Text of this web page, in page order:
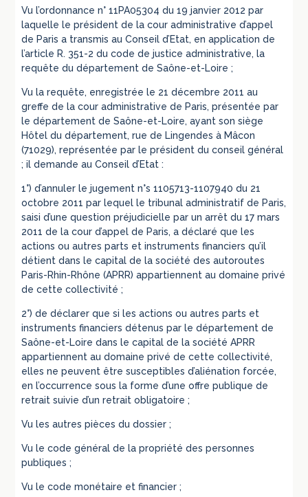
Vu l’ordonnance n° 11PA05304 du 19 janvier 2012 par
laquelle le président de la cour administrative d’appel
de Paris a transmis au Conseil d’Etat, en application de
l’article R. 351-2 du code de justice administrative, la
requête du département de Saône-et-Loire ;
Vu la requête, enregistrée le 21 décembre 2011 au
greffe de la cour administrative de Paris, présentée par
le département de Saône-et-Loire, ayant son siège
Hôtel du département, rue de Lingendes à Mâcon
(71029), représentée par le président du conseil général
; il demande au Conseil d’Etat :
1°) d’annuler le jugement n°s 1105713-1107940 du 21
octobre 2011 par lequel le tribunal administratif de Paris,
saisi d’une question préjudicielle par un arrêt du 17 mars
2011 de la cour d’appel de Paris, a déclaré que les
actions ou autres parts et instruments financiers qu’il
détient dans le capital de la société des autoroutes
Paris-Rhin-Rhône (APRR) appartiennent au domaine privé
de cette collectivité ;
2°) de déclarer que si les actions ou autres parts et
instruments financiers détenus par le département de
Saône-et-Loire dans le capital de la société APRR
appartiennent au domaine privé de cette collectivité,
elles ne peuvent être susceptibles d’aliénation forcée,
en l’occurrence sous la forme d’une offre publique de
retrait suivie d’un retrait obligatoire ;
Vu les autres pièces du dossier ;
Vu le code général de la propriété des personnes
publiques ;
Vu le code monétaire et financier ;